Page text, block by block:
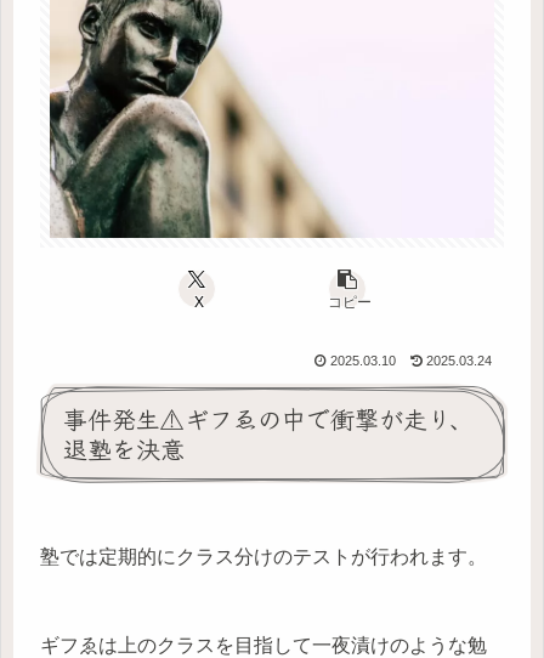
X コピー
2025.03.10 2025.03.24
事件発生⚠️ギフゑの中で衝撃が走り、
退塾を決意
塾では定期的にクラス分けのテストが行われます。
ギフゑは上のクラスを目指して一夜漬けのような勉